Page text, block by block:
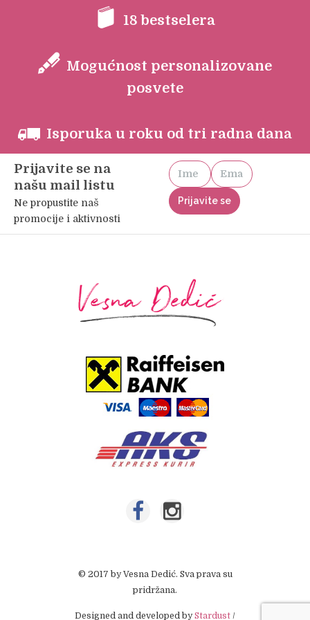
18 bestselera
Mogućnost personalizovane
posvete
Isporuka u roku od tri radna dana
Prijavite se na
našu mail listu
Ne propustite naš
promocije i aktivnosti
© 2017 by Vesna Dedić. Sva prava su
pridržana.
Designed and developed byStardust /